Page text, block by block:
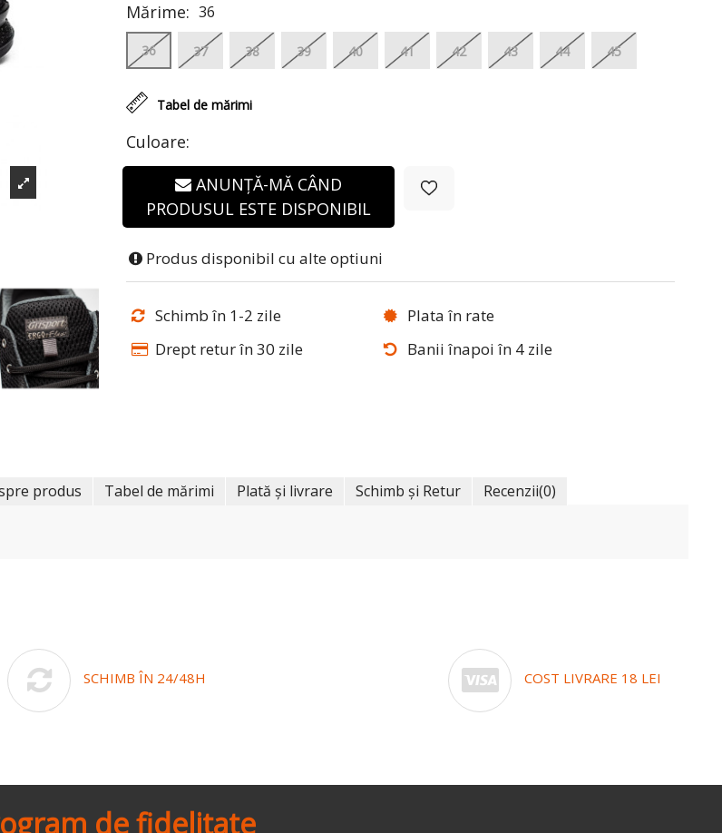
Culoare:
Tabel de mărimi
Mărime: 36
36 37 38 39 40 41 42 43 44 45
ANUNȚĂ-MĂ CÂND
PRODUSUL ESTE DISPONIBIL
Produs disponibil cu alte optiuni
Schimb în 1-2 zile
Plata în rate
Drept retur în 30 zile
Banii înapoi în 4 zile
produs Tabel de mărimi Plată și livrare Schimb și Retur Recenzii(0)
SCHIMB ÎN 24/48H COST LIVRARE 18 LEI
de fidelitate